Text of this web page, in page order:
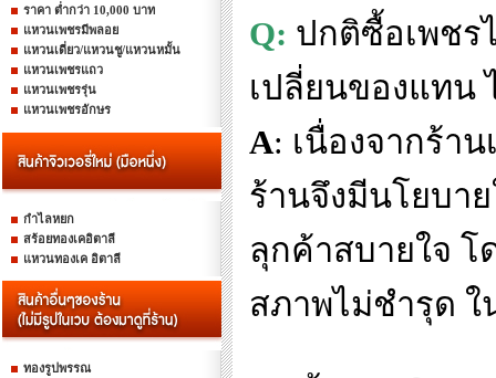
ราคา ต่ำกว่า 10,000 บาท
แหวนเพชรมีพลอย
แหวนเดี่ยว/แหวนชู/แหวนหมั้น
แหวนเพชรแถว
แหวนเพชรรุ่น
แหวนเพชรอักษร
กำไลหยก
สร้อยทองเคอิตาลี
แหวนทองเค อิตาลี
ทองรูปพรรณ
Q: ปกติซื้อเพชร
เปลี่ยนของแทน
A: เนื่องจากร้า
ร้านจึงมีนโยบา
ลุกค้าสบายใจ โ
สภาพไม่ชำรุด